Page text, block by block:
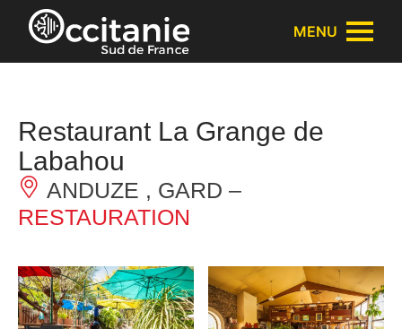
Cookies management panel
MENU
Restaurant La Grange de
Labahou
ANDUZE , GARD –
RESTAURATION